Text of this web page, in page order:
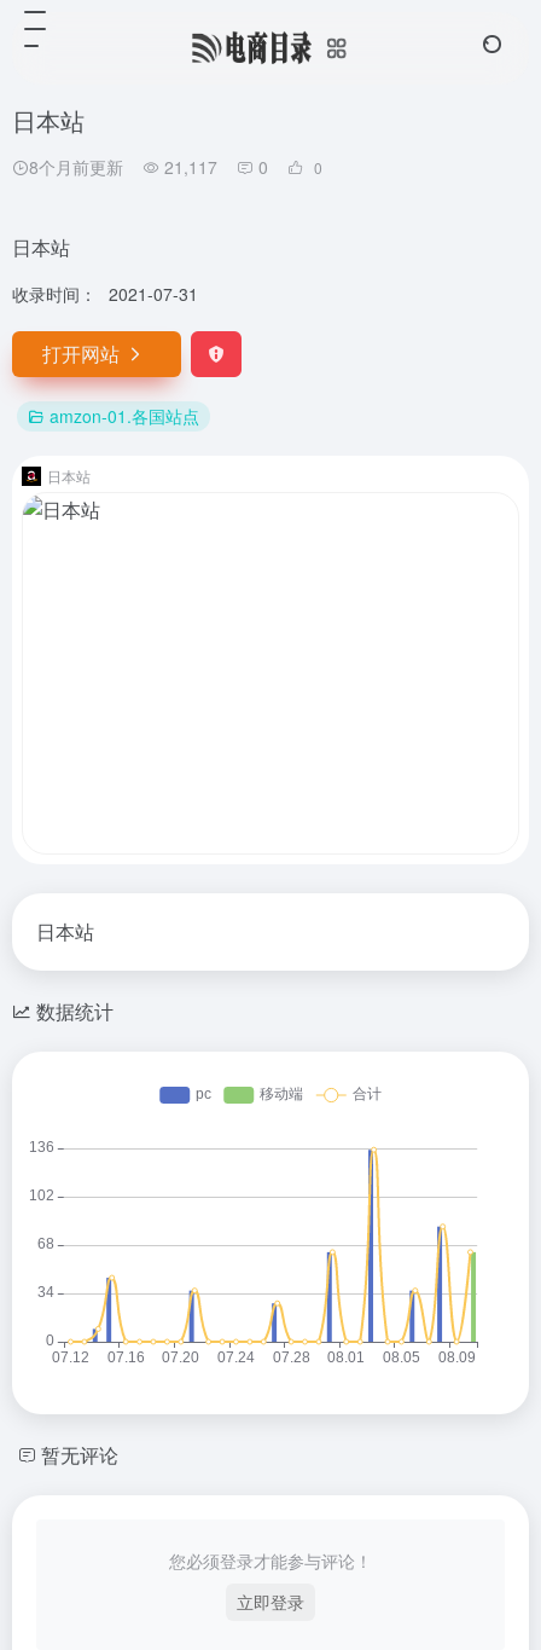
日本站
8个月前更新 21,117 0 0
日本站
收录时间： 2021-07-31
打开网站
amzon-01.各国站点
日本站
日本站
数据统计
暂无评论
您必须登录才能参与评论！
立即登录